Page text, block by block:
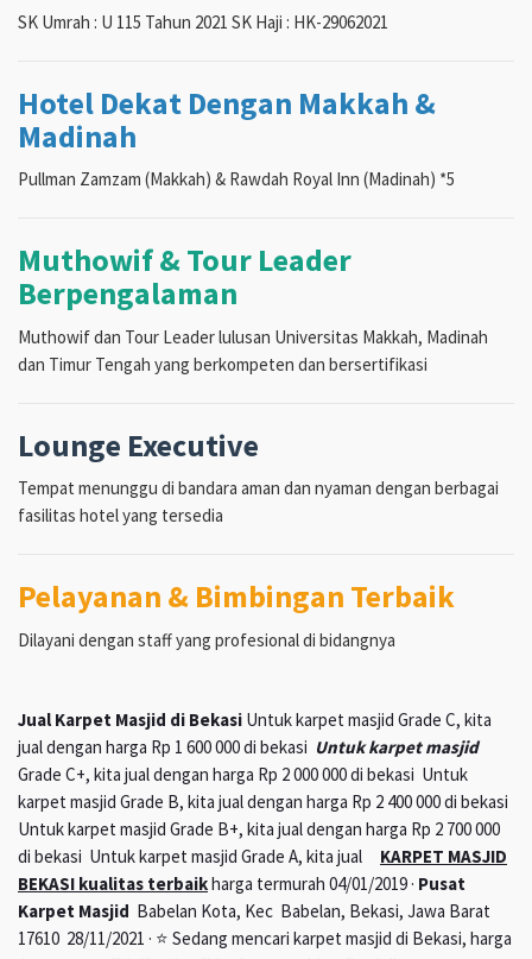
SK Umrah : U 115 Tahun 2021 SK Haji : HK-29062021
Hotel Dekat Dengan Makkah &
Madinah
Pullman Zamzam (Makkah) & Rawdah Royal Inn (Madinah) *5
Muthowif & Tour Leader
Berpengalaman
Muthowif dan Tour Leader lulusan Universitas Makkah, Madinah
dan Timur Tengah yang berkompeten dan bersertifikasi
Lounge Executive
Tempat menunggu di bandara aman dan nyaman dengan berbagai
fasilitas hotel yang tersedia
Pelayanan & Bimbingan Terbaik
Dilayani dengan staff yang profesional di bidangnya
Jual Karpet Masjid di Bekasi Untuk karpet masjid Grade C, kita
jual dengan harga Rp 1 600 000 di bekasi Untuk karpet masjid
Grade C+, kita jual dengan harga Rp 2 000 000 di bekasi Untuk
karpet masjid Grade B, kita jual dengan harga Rp 2 400 000 di bekasi
Untuk karpet masjid Grade B+, kita jual dengan harga Rp 2 700 000
di bekasi Untuk karpet masjid Grade A, kita jual KARPET MASJID
BEKASI kualitas terbaikharga termurah 04/01/2019 · Pusat
Karpet Masjid Babelan Kota, Kec Babelan, Bekasi, Jawa Barat
17610 28/11/2021 · ⭐ Sedang mencari karpet masjid di Bekasi, harga